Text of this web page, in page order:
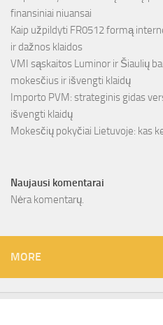
finansiniai niuansai
Kaip užpildyti FR0512 formą
ir dažnos klaidos
VMI sąskaitos Luminor ir Šiaulių
mokesčius ir išvengti klaidų
Importo PVM: strateginis gidas
išvengti klaidų
Mokesčių pokyčiai Lietuvoje: kas
Naujausi komentarai
Nėra komentarų.
MORE